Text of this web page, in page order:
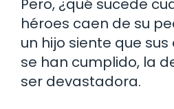
Pero, ¿qué sucede
héroes caen de su
un hijo siente que
se han cumplido, la
ser devastadora.